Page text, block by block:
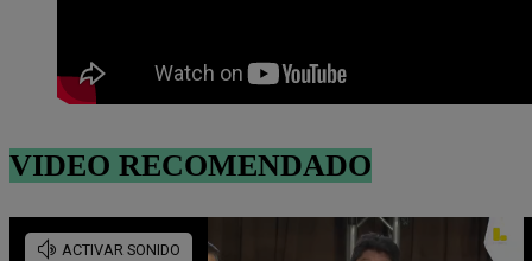
VIDEO RECOMENDADO